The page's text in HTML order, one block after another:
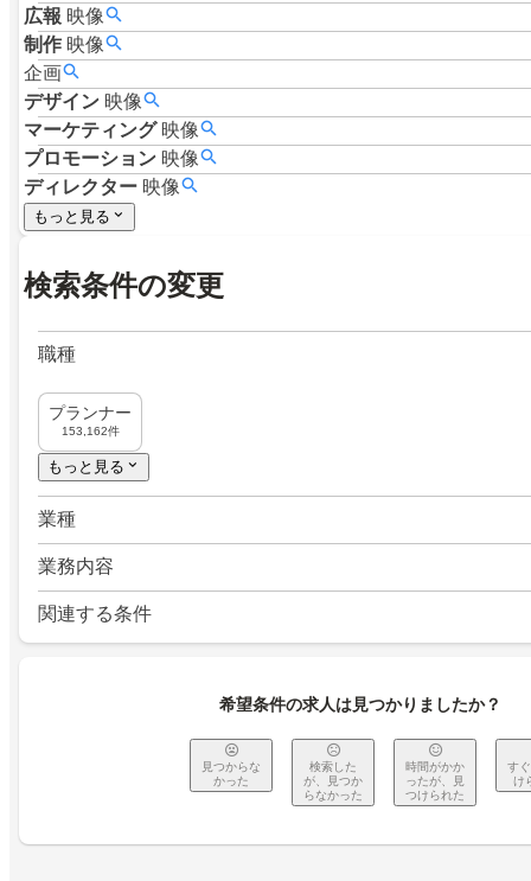
広報 映像
制作 映像
企画
デザイン 映像
マーケティング 映像
プロモーション 映像
ディレクター 映像
もっと見る
検索条件の変更
職種
プランナー
153,162件
もっと見る
業種
業務内容
関連する条件
希望条件の求人は見つかりましたか？
見つからな
かった
検索した
が、見つか
らなかった
時間がかか
ったが、見
つけられた
す
け